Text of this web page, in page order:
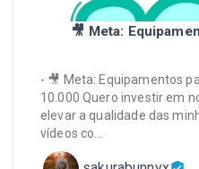
🎥 Meta:
- 🎥 Meta: Equipamentos
10.000 Quero investir em
elevar a qualidade das
vídeos co…